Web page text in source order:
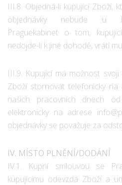
III.8. Objedná-li kupující Zboží,
objednávky nebude u
Praguekabinet o tom,
nedojde-li k jiné dohodě, vrátí
III.9. Kupující má možnost
Zboží stornovat telefonicky
našich pracovních dnech
elektronicky na adrese
objednávky se považuje za
IV. MÍSTO PLNĚNÍ/DODÁNÍ
IV.1. Kupní smlouvou se
kupujícímu odevzdá Zboží a